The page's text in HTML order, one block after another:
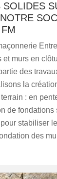
SOLIDES
et murs en
des
la
: en
de fondations
stabiliser
des